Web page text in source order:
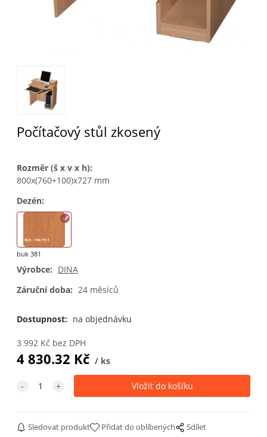
Počítačový stůl zkosený
Rozměr (š x v x h):
800x(760+100)x727 mm
Dezén:
buk 381
Výrobce: DINA
Záruční doba: 24 měsíců
Dostupnost: na objednávku
3 992 Kč bez DPH
4 830.32 Kč ks
Sledovat produkt Přidat do oblíbených Sdílet